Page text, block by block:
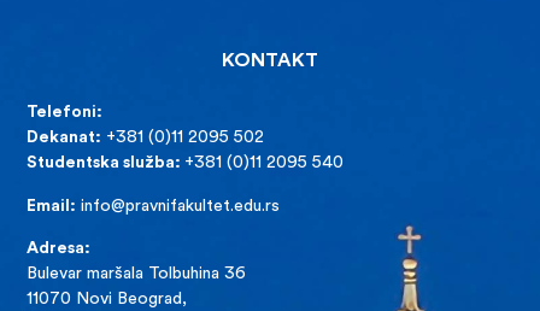
KONTAKT
Telefoni:
Dekanat: +381 (0)11 2095 502
Studentska služba: +381 (0)11 2095 540
Email: info@pravnifakultet.edu.rs
Adresa:
Bulevar maršala Tolbuhina 36
11070 Novi Beograd,